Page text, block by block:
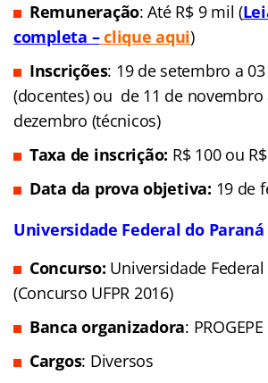
Remuneração: Até R$ 9 mil (
completa –clique aqui)
Inscrições: 19 de setembro a
(docentes) ou de 11 de novembro
dezembro (técnicos)
Taxa de inscrição: R$ 100 ou
Data da prova objetiva: 19 de
Universidade Federal do Paraná
Concurso: Universidade
(Concurso UFPR 2016)
Banca organizadora: PROGEPE
Cargos: Diversos